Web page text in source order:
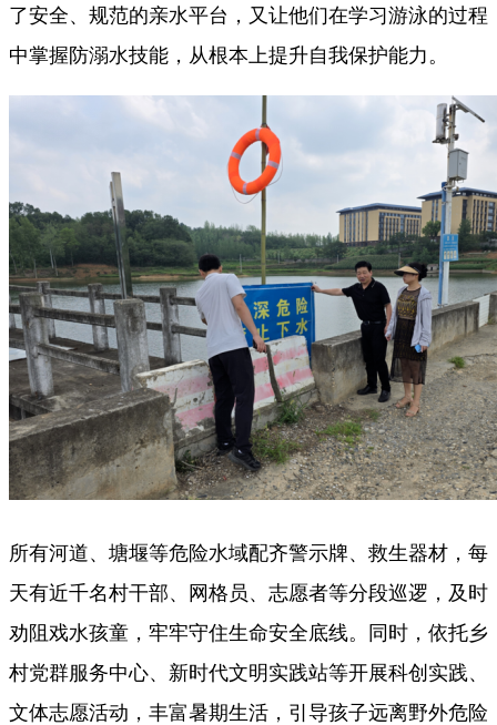
了安全、规范的亲水平台，又让他们在学习游泳的过程
中掌握防溺水技能，从根本上提升自我保护能力。
所有河道、塘堰等危险水域配齐警示牌、救生器材，每
天有近千名村干部、网格员、志愿者等分段巡逻，及时
劝阻戏水孩童，牢牢守住生命安全底线。同时，依托乡
村党群服务中心、新时代文明实践站等开展科创实践、
文体志愿活动，丰富暑期生活，引导孩子远离野外危险